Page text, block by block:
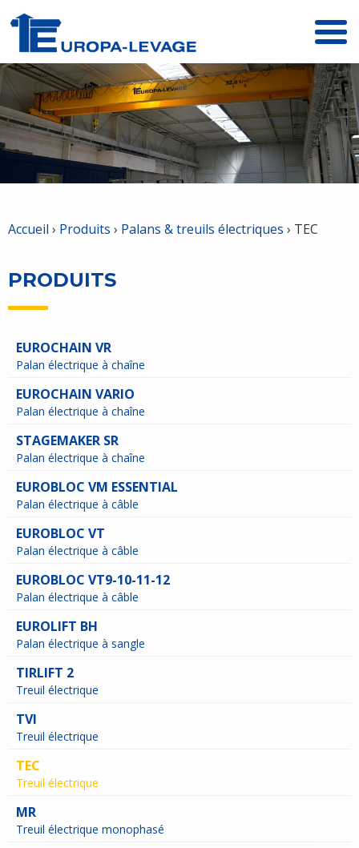
Menu
Accueil › Produits › Palans & treuils électriques › TEC
PRODUITS
EUROCHAIN VR
Palan électrique à chaîne
EUROCHAIN VARIO
Palan électrique à chaîne
STAGEMAKER SR
Palan électrique à chaîne
EUROBLOC VM ESSENTIAL
Palan électrique à câble
EUROBLOC VT
Palan électrique à câble
EUROBLOC VT9-10-11-12
Palan électrique à câble
EUROLIFT BH
Palan électrique à sangle
TIRLIFT 2
Treuil électrique
TVI
Treuil électrique
TEC
Treuil électrique
MR
Treuil électrique monophasé